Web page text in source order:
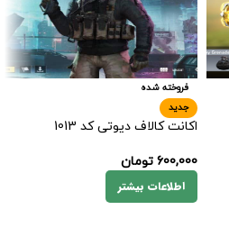
فروخته شده
جدید
اکانت کالاف دیوتی کد 1013
600,000 تومان
اطلاعات بیشتر